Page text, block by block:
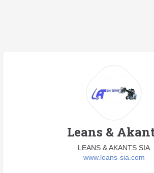
Leans &
LEANS & AKANTS SIA
www.leans-sia.com